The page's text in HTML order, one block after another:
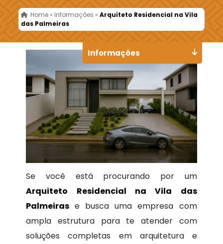
Home » Informações »Arquiteto Residencial na Vila
das Palmeiras
Se você está procurando por um
Arquiteto Residencial na Vila das
Palmeiras e busca uma empresa com
ampla estrutura para te atender com
soluções completas em arquitetura e
Informações